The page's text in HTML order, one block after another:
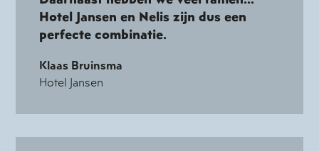
Hotel Jansen en Nelis zijn dus een
perfecte combinatie.
Klaas Bruinsma
Hotel Jansen